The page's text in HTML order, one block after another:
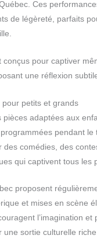
Ces
de légèreté, parfaits
conçus pour captiver
une réflexion
petits et grands
pièces adaptées aux
pendant le
des comédies, des
qui captivent tous les
proposent
et mises en scène
l’imagination et
une sortie culturelle